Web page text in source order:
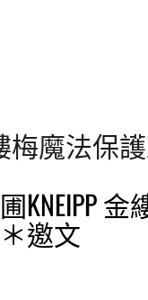
梅魔法保
KNEIPP 金
邀文